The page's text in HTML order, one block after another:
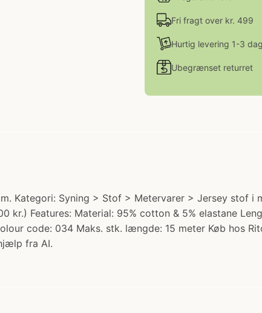
Fri fragt over kr. 499
Hurtig levering 1-3
Ubegrænset returret
Kategori: Syning > Stof > Metervarer > Jersey stof
kr.) Features: Material: 95% cotton & 5% elastane
code: 034 Maks. stk. længde: 15 meter Køb hos
fra AI.